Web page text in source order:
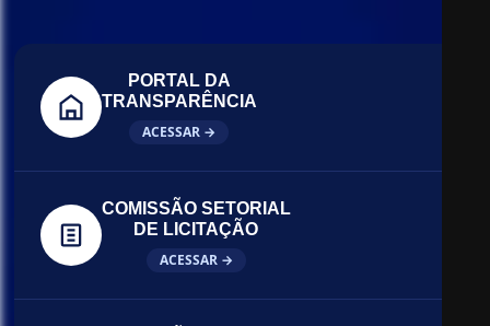
PORTAL DA
TRANSPARÊNCIA
ACESSAR →
COMISSÃO SETORIAL
DE LICITAÇÃO
ACESSAR →